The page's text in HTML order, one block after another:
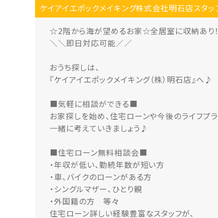
ケイアイエポックメイキング株式会社明石店スタッ
☆2階から海が望めるお家☆全居室に収納あり！
＼＼即日対応可能／／
おうち探しは、
『ケイアイエポックメイキング（株）明石店』へ♪
■気軽に相談ができる■
お家探しを始め、住宅ローンや今後のライフプ
一緒に考えていきましょう♪
■住宅ローン無料相談会■
・年収が低い、勤続年数が短い方
・車、バイクのローンがある方
・シングルマザー、ひとり親
・外国籍の方 等々
住宅ローン詳しい経験豊富なスタッフが、